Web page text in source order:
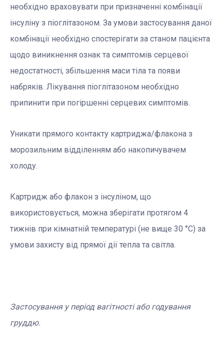
необхідно враховувати при призначенні комбінації
інсуліну з піоглітазоном. За умови застосування даної
комбінації необхідно спостерігати за станом пацієнта
щодо виникнення ознак та симптомів серцевої
недостатності, збільшення маси тіла та появи
набряків. Лікування піоглітазоном необхідно
припинити при погіршенні серцевих симптомів.
Уникати прямого контакту картриджа/флакона з
морозильним відділенням або накопичувачем
холоду.
Картридж або флакон з інсуліном, що
використовується, можна зберігати протягом 4
тижнів при кімнатній температурі (не вище 30 °С) за
умови захисту від прямої дії тепла та світла.
Застосування у період вагітності або годування
груддю.